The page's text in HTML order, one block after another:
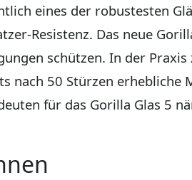
eines der robustesten
Resistenz. Das neue
schützen. In der
nach 50 Stürzen erhebliche
für das Gorilla Glas 5